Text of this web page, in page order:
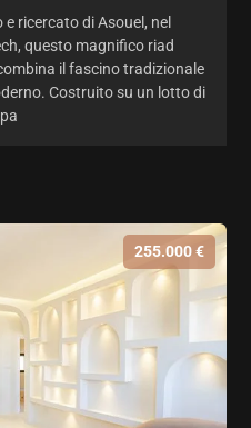
ricercato di Asouel, nel
questo magnifico riad
il fascino tradizionale
Costruito su un lotto di
255.000 €